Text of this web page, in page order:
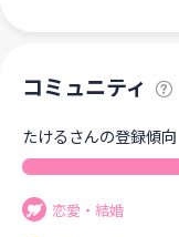
コミュニティ
たけるさんの登録傾向
恋愛・結婚